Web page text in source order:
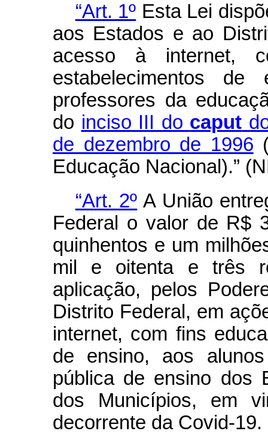
“Art. 1º Esta Lei
aos Estados e ao
acesso à internet,
estabelecimentos
professores da
do inciso III do caput
de dezembro de 1996
Educação Nacional).”
“Art. 2º A União
Federal o valor de R$
quinhentos e um
mil e oitenta e três
aplicação, pelos
Distrito Federal, em
internet, com fins
de ensino, aos
pública de ensino dos
dos Municípios, em
decorrente da Covid-19.